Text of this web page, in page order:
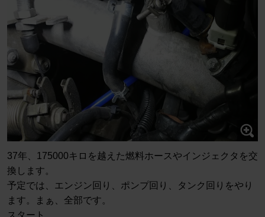
37年、175000キロを越えた燃料ホースやインジェクタを交
換します。
予定では、エンジン回り、ポンプ回り、タンク回りをやり
ます。まぁ、全部です。